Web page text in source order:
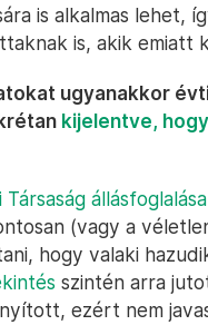
is alkalmas lehet,
is, akik emiatt
ugyanakkor
kijelentve,
állásfoglalása
(vagy a
hogy valaki
szintén arra
ezért nem